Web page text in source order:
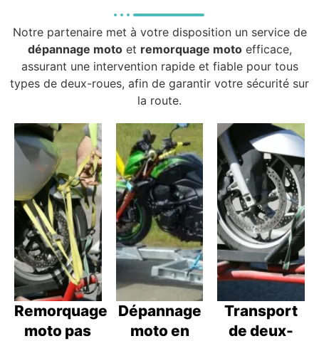
Notre partenaire met à votre disposition un service de
dépannage motoet remorquage motoefficace,
assurant une intervention rapide et fiable pour tous
types de deux-roues, afin de garantir votre sécurité sur
la route.
Remorquage
moto pas
Dépannage
moto en
Transport
de deux-